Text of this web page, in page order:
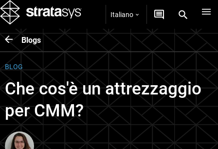
Italiano
Blogs
BLOG
Che cos'è un attrezzaggio
per CMM?